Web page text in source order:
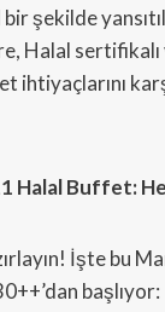
şekilde
Halal sertifikalı
ihtiyaçlarını
Halal Buffet:
İşte bu
başlıyor: